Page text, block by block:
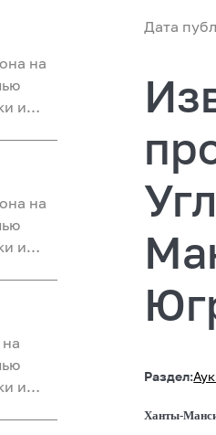
на
и
на
и
на
и
Дата
Раздел:
Ханты-